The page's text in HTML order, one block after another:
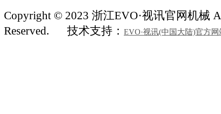
Copyright © 2023 浙江EVO·视讯官网机械
Reserved.
技术支持： EVO·视讯(中国大陆)官方网